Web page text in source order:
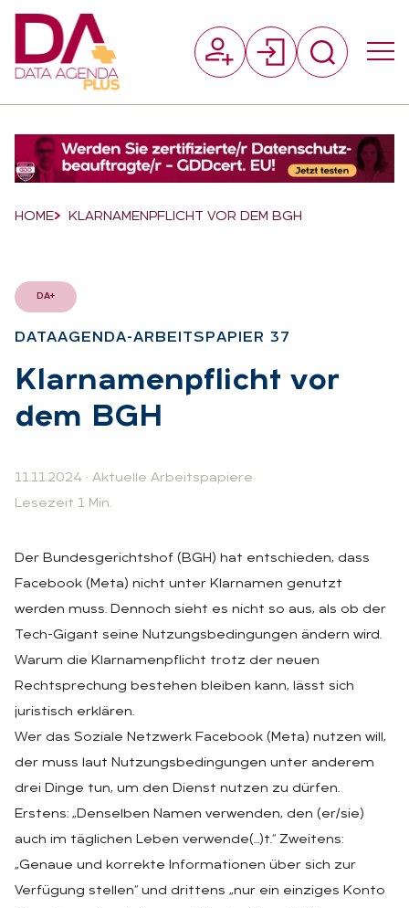
Breadcrumb-Navigation
HOME KLARNAMENPFLICHT VOR DEM BGH
DA+
DATAAGEN­DA-AR­BEITS­PA­PIER 37
:Klar­na­men­pflicht vor
dem BGH
11.11.2024 · Aktuelle Arbeitspapiere
Lesezeit 1 Min.
Der Bundesgerichtshof (BGH) hat entschieden, dass
Facebook (Meta) nicht unter Klarnamen genutzt
werden muss. Dennoch sieht es nicht so aus, als ob der
Tech-Gigant seine Nutzungsbedingungen ändern wird.
Warum die Klarnamenpflicht trotz der neuen
Rechtsprechung bestehen bleiben kann, lässt sich
juristisch erklären.
Wer das Soziale Netzwerk Facebook (Meta) nutzen will,
der muss laut Nutzungsbedingungen unter anderem
drei Dinge tun, um den Dienst nutzen zu dürfen.
Erstens: „Denselben Namen verwenden, den (er/sie)
auch im täglichen Leben verwende(…)t.“ Zweitens:
„Genaue und korrekte Informationen über sich zur
Verfügung stellen“ und drittens „nur ein einziges Konto